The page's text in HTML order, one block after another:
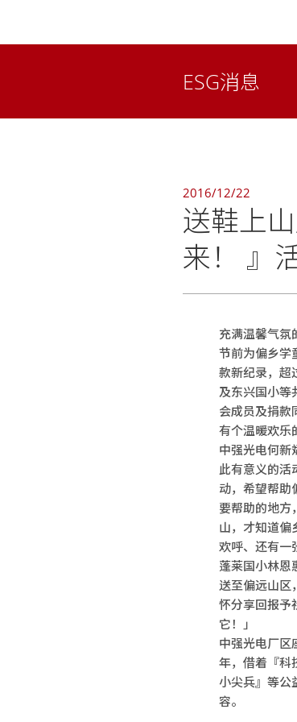
ESG消息
2016/12/22
送鞋上
来！ 』
充满温馨气氛
节前为偏乡学
款新纪录，超
及东兴国小等
会成员及捐款
有个温暖欢乐
中强光电何新
此有意义的活
动，希望帮助
要帮助的地方
山，才知道偏
欢呼、还有一
蓬莱国小林恩
送至偏远山区
怀分享回报予
它！」
中强光电厂区
年，借着『科
小尖兵』等公
容。